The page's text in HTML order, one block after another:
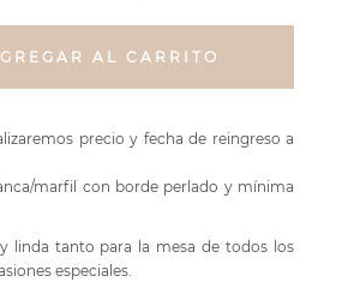
AL CARRITO
precio y fecha de reingreso a
marfil con borde perlado y mínima
linda tanto para la mesa de todos los
especiales.